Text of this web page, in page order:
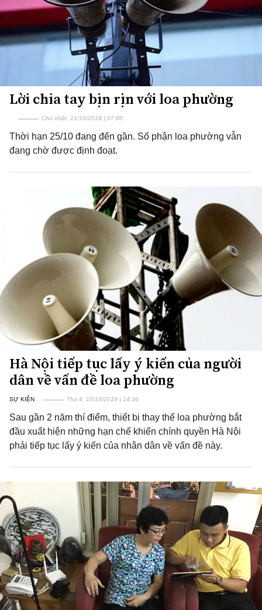
Lời chia tay bịn rịn với loa phường
Chủ nhật, 21/10/2018 | 07:00
Thời hạn 25/10 đang đến gần. Số phận loa phường vẫn
đang chờ được định đoạt.
Hà Nội tiếp tục lấy ý kiến của người
dân về vấn đề loa phường
SỰ KIỆN Thứ 4, 10/10/2018 | 14:36
Sau gần 2 năm thí điểm, thiết bị thay thế loa phường bắt
đầu xuất hiện những hạn chế khiến chính quyền Hà Nội
phải tiếp tục lấy ý kiến của nhân dân về vấn đề này.